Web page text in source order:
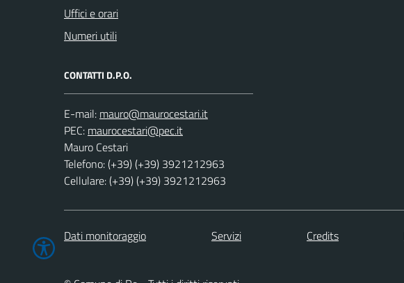
Uffici e orari
Numeri utili
CONTATTI D.P.O.
E-mail:
PEC:
Mauro Cestari
Telefono: (+39) (+39) 3921212963
Cellulare: (+39) (+39) 3921212963
Dati monitoraggio Servizi Credits